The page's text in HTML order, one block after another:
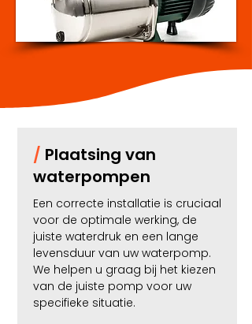
/ Plaatsing van
waterpompen
Een correcte installatie is cruciaal
voor de optimale werking, de
juiste waterdruk en een lange
levensduur van uw waterpomp.
We helpen u graag bij het kiezen
van de juiste pomp voor uw
specifieke situatie.